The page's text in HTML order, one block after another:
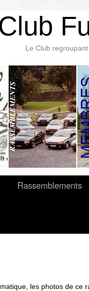
Le Club
Rassemblements
les photos de ce